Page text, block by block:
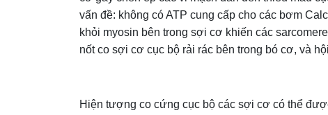
vấn đề: không có ATP cung cấp cho các bơm
khỏi myosin bên trong sợi cơ khiến các
nốt co sợi cơ cục bộ rải rác bên trong bó cơ, và
Hiện tượng co cứng cục bộ các sợi cơ có thể